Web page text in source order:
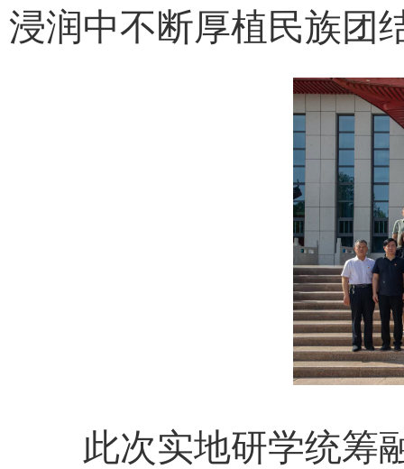
浸润中不断厚植民族团
此次实地研学统筹融